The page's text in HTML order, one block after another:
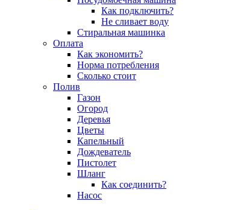
Как подключить?
Не сливает воду
Стиральная машинка
Оплата
Как экономить?
Норма потребления
Сколько стоит
Полив
Газон
Огород
Деревья
Цветы
Капельный
Дождеватель
Пистолет
Шланг
Как соединить?
Насос